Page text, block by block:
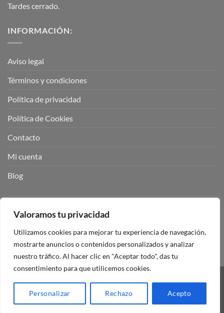
Valoramos tu privacidad
Utilizamos cookies para mejorar tu experiencia de navegación,
mostrarte anuncios o contenidos personalizados y analizar
nuestro tráfico. Al hacer clic en "Aceptar todo", das tu
consentimiento para que utilicemos cookies.
Personalizar Rechazo Acepto
Tardes cerrado.
INFORMACIÓN:
Aviso legal
Términos y condiciones
Política de privacidad
Política de Cookies
Contacto
Mi cuenta
Blog
Visa PayPal Stripe MasterCard
Copyright 2026 ©Mando Garaje Universal Tienda Online España.